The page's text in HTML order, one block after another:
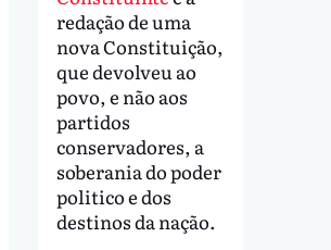
redação de uma
nova Constituição,
que devolveu ao
povo, e não aos
partidos
conservadores, a
soberania do poder
politico e dos
destinos da nação.